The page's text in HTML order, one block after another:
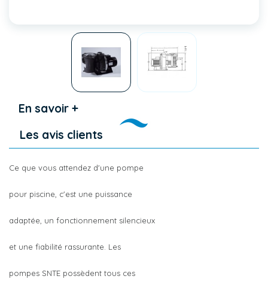
En savoir +
Les avis clients
Ce que vous attendez d'une pompe
pour piscine, c'est une puissance
adaptée, un fonctionnement silencieux
et une fiabilité rassurante. Les
pompes SNTE possèdent tous ces